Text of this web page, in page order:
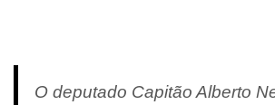
O deputado Capitão Alberto